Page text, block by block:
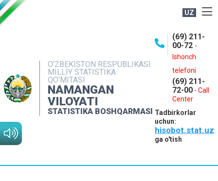
UZ
O‘ZBEKISTON RESPUBLIKASI
MILLIY STATISTIKA
QO‘MITASI
NAMANGAN
VILOYATI
STATISTIKA BOSHQARMASI
(69) 211-
00-72 -
Ishonch
telefoni
(69) 211-
72-00 - Call
Center
Tadbirkorlar
uchun:
hisobot.stat.uz
ga o'tish
NASHRLAR
INTERAKTIV XIZMATLAR
MATBUOT XIZMATI
MUROJAATLAR